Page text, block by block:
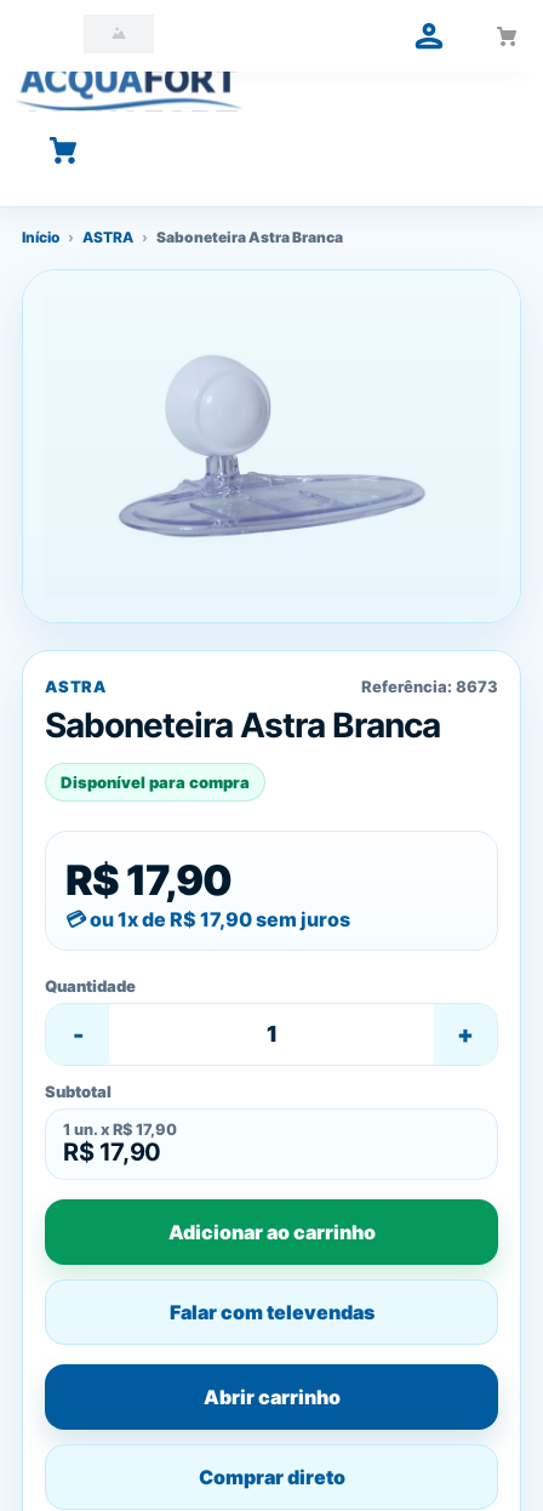
O que você está procurando?
Início › ASTRA › Saboneteira Astra Branca
ASTRA Referência: 8673
Saboneteira Astra Branca
Disponível para compra
R$ 17,90
ou 1x de R$ 17,90sem juros
Quantidade
- +
Subtotal
1 un. x R$ 17,90
R$ 17,90
Adicionar ao carrinho
Falar com televendas
Abrir carrinho
Comprar direto